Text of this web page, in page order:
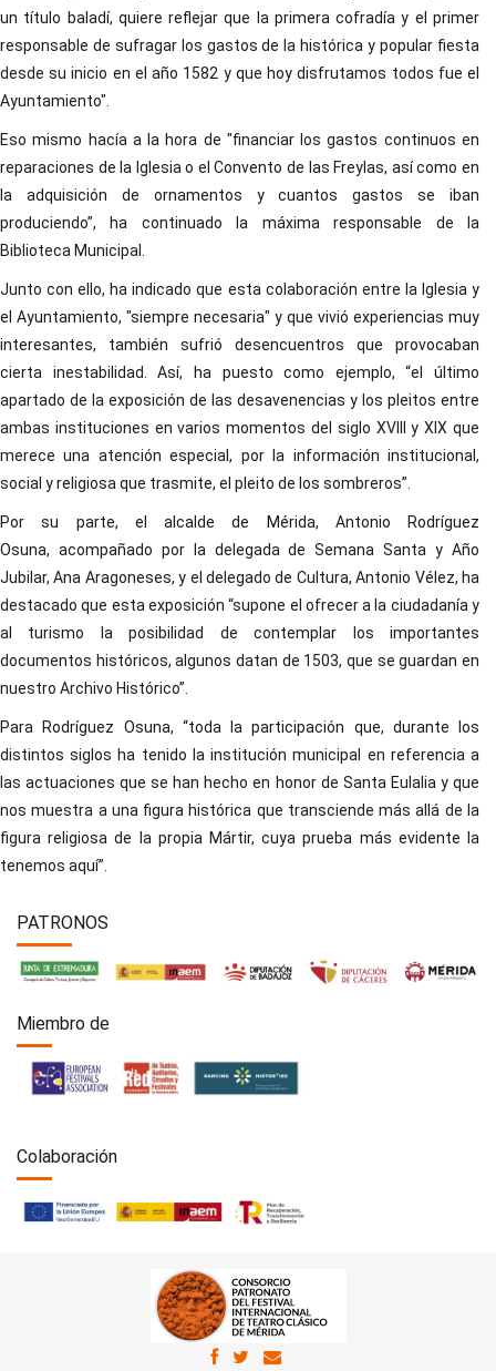
un título baladí, quiere reflejar que la primera cofradía y el primer
responsable de sufragar los gastos de la histórica y popular fiesta
desde su inicio en el año 1582 y que hoy disfrutamos todos fue el
Ayuntamiento".
Eso mismo hacía a la hora de "financiar los gastos continuos en
reparaciones de la Iglesia o el Convento de las Freylas, así como en
la adquisición de ornamentos y cuantos gastos se iban
produciendo”, ha continuado la máxima responsable de la
Biblioteca Municipal.
Junto con ello, ha indicado que esta colaboración entre la Iglesia y
el Ayuntamiento, "siempre necesaria" y que vivió experiencias muy
interesantes, también sufrió desencuentros que provocaban
cierta inestabilidad. Así, ha puesto como ejemplo, “el último
apartado de la exposición de las desavenencias y los pleitos entre
ambas instituciones en varios momentos del siglo XVIII y XIX que
merece una atención especial, por la información institucional,
social y religiosa que trasmite, el pleito de los sombreros”.
Por su parte, el alcalde de Mérida, Antonio Rodríguez
Osuna, acompañado por la delegada de Semana Santa y Año
Jubilar, Ana Aragoneses, y el delegado de Cultura, Antonio Vélez, ha
destacado que esta exposición “supone el ofrecer a la ciudadanía y
al turismo la posibilidad de contemplar los importantes
documentos históricos, algunos datan de 1503, que se guardan en
nuestro Archivo Histórico”.
Para Rodríguez Osuna, “toda la participación que, durante los
distintos siglos ha tenido la institución municipal en referencia a
las actuaciones que se han hecho en honor de Santa Eulalia y que
nos muestra a una figura histórica que transciende más allá de la
figura religiosa de la propia Mártir, cuya prueba más evidente la
tenemos aquí”.
PATRONOS
Miembro de
Colaboración